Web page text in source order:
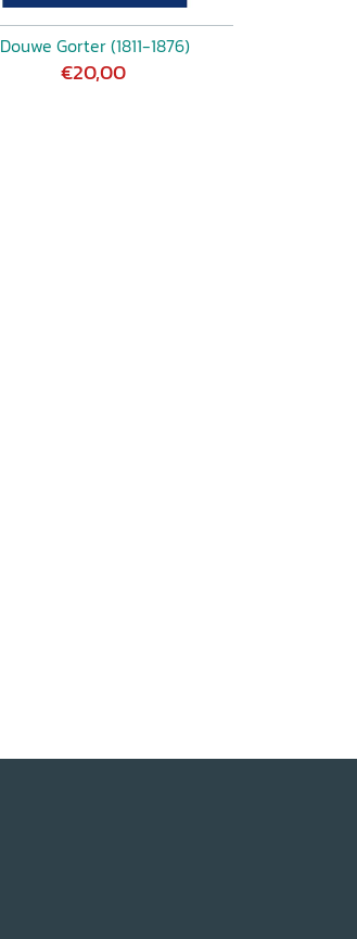
Douwe Gorter (1811-1876)
€20,00